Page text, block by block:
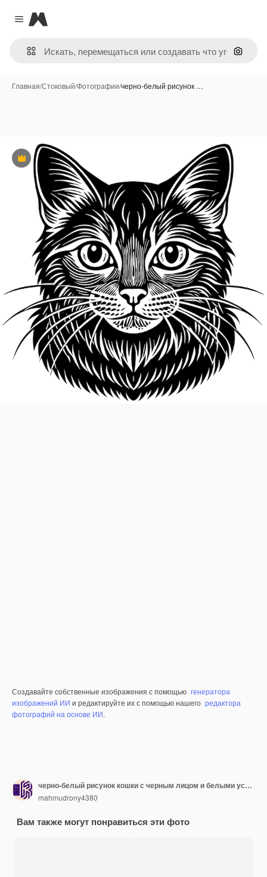
Close menu
Magnific
Поиск
Главная/Стоковый/Фотографии/черно-белый рисунок …
Премиум
Создавайте собственные изображения с помощью генератора
изображений ИИ и редактируйте их с помощью нашего редактора
фотографий на основе ИИ.
черно-белый рисунок кошки с черным лицом и белыми усами
mahmudrony4380
Вам также могут понравиться эти фото